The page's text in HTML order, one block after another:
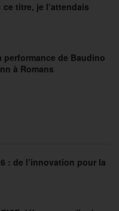
titre, je l’attendais
performance de Baudino
à Romans
: de l’innovation pour la